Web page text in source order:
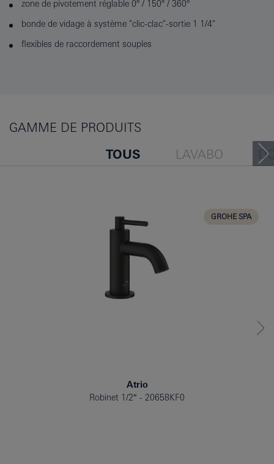
zone de pivotement réglable 0° / 150° / 360°
bonde de vidage à système "clic-clac"-sortie 1 1/4"
flexibles de raccordement souples
GAMME DE PRODUITS
TOUS LAVABO
GROHE SPA
Atrio
Robinet 1/2″
20658KF0